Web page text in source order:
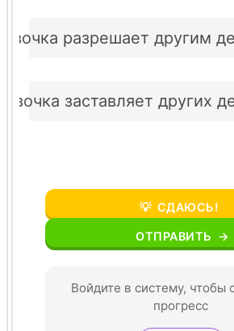
разрешает другим
заставляет других
💡 СДАЮСЬ!
ОТПРАВИТЬ →
Войдите в систему, чтобы
прогресс